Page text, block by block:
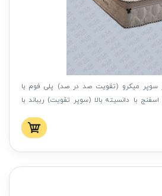
سوپر میکرو (تقویت صد در صد) پلی فوم با
با دانسیته بالا (سوپر تقویت) ریباند با